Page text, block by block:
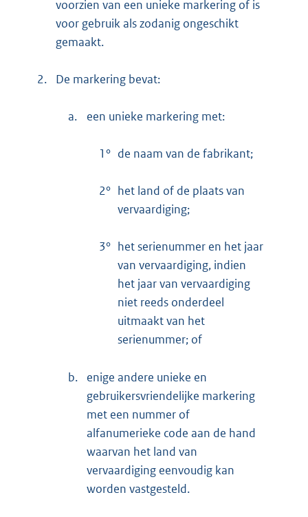
voorzien van een unieke markering of is
voor gebruik als zodanig ongeschikt
gemaakt.
2. De markering bevat:
a. een unieke markering met:
1° de naam van de fabrikant;
2° het land of de plaats van
vervaardiging;
3° het serienummer en het jaar
van vervaardiging, indien
het jaar van vervaardiging
niet reeds onderdeel
uitmaakt van het
serienummer; of
b.
enige andere unieke en
gebruikersvriendelijke markering
met een nummer of
alfanumerieke code aan de hand
waarvan het land van
vervaardiging eenvoudig kan
worden vastgesteld.